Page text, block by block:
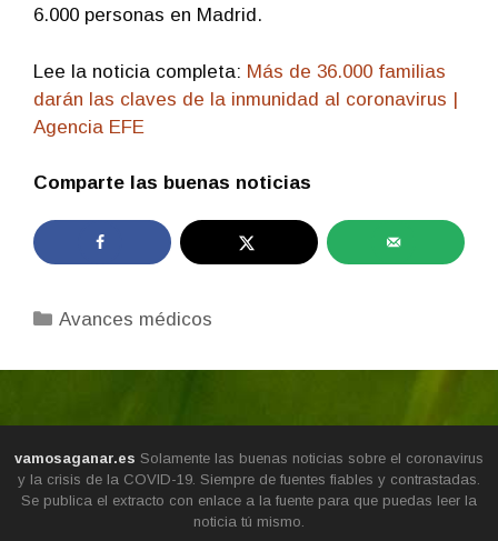
6.000 personas en Madrid.
Lee la noticia completa: Más de 36.000 familias
darán las claves de la inmunidad al coronavirus |
Agencia EFE
Comparte las buenas noticias
Categorías
Avances médicos
vamosaganar.es Solamente las buenas noticias sobre el coronavirus
y la crisis de la COVID-19. Siempre de fuentes fiables y contrastadas.
Se publica el extracto con enlace a la fuente para que puedas leer la
noticia tú mismo.